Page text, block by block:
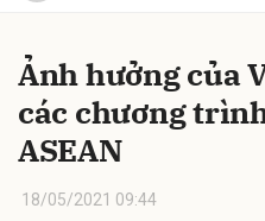
Ảnh hưởng của
các chương
ASEAN
18/05/2021 09:44